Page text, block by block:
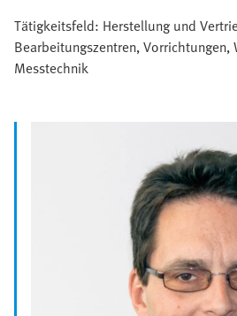
Tätigkeitsfeld: Herstellung und
Bearbeitungszentren, Vorrichtungen,
Messtechnik